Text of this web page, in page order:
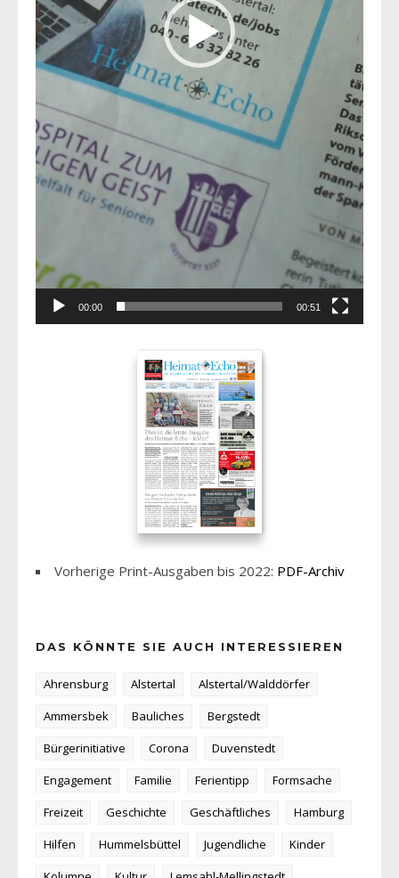
00:00 00:51
Vorherige Print-Ausgaben bis 2022: PDF-Archiv
DAS KÖNNTE SIE AUCH INTERESSIEREN
Ahrensburg Alstertal
Alstertal/Walddörfer
Ammersbek
Bauliches
Bergstedt
Bürgerinitiative
Corona
Duvenstedt
Engagement
Familie Ferientipp
Formsache
Freizeit
Geschichte Geschäftliches
Hamburg
Hilfen
Hummelsbüttel Jugendliche
Kinder